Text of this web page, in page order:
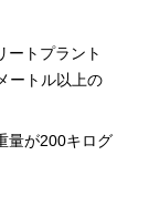
ートプラント
ートル以上の
量が200キログ